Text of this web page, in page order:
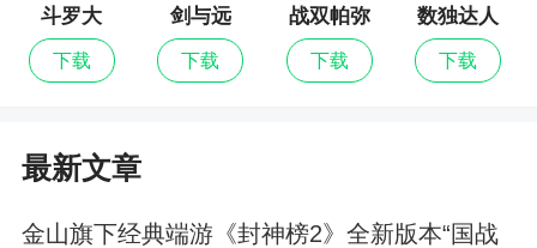
斗罗大
陆：猎魂
世界
下载
剑与远
征：启程
下载
战双帕弥
什
下载
数独达人
下载
最新文章
金山旗下经典端游《封神榜2》全新版本“国战